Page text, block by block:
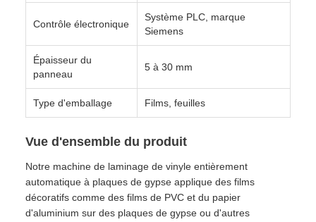
Contrôle électronique
Système PLC, marque
Siemens
Épaisseur du
panneau
5 à 30 mm
Type d'emballage Films, feuilles
Vue d'ensemble du produit
Notre machine de laminage de vinyle entièrement
automatique à plaques de gypse applique des films
décoratifs comme des films de PVC et du papier
d'aluminium sur des plaques de gypse ou d'autres